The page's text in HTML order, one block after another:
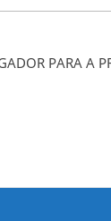
PARA A